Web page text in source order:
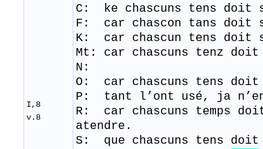
I,8
v.8
C: ke chascuns tens doit
F: car chascon tans doit
K: car chascun tens doit
Mt: car chascuns tenz
N:
O: car chascuns tens doit
P: tant l’ont usé, ja
R: car chascuns temps
atendre.
S: que chascuns tens